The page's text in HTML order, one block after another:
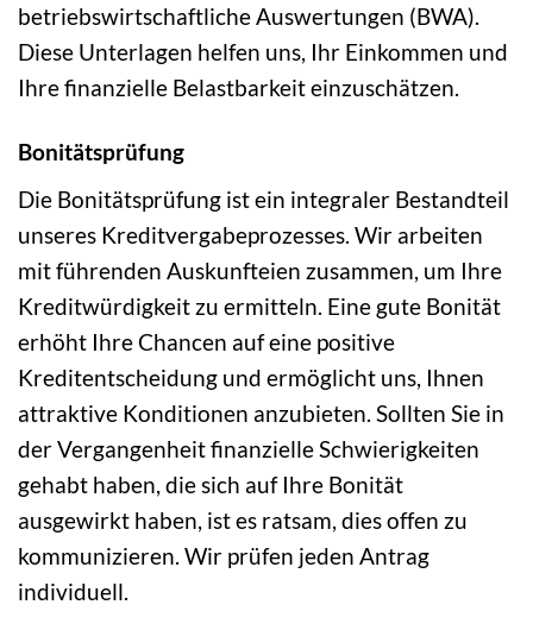
betriebswirtschaftliche Auswertungen (BWA).
Diese Unterlagen helfen uns, Ihr Einkommen und
Ihre finanzielle Belastbarkeit einzuschätzen.
Bonitätsprüfung
Die Bonitätsprüfung ist ein integraler Bestandteil
unseres Kreditvergabeprozesses. Wir arbeiten
mit führenden Auskunfteien zusammen, um Ihre
Kreditwürdigkeit zu ermitteln. Eine gute Bonität
erhöht Ihre Chancen auf eine positive
Kreditentscheidung und ermöglicht uns, Ihnen
attraktive Konditionen anzubieten. Sollten Sie in
der Vergangenheit finanzielle Schwierigkeiten
gehabt haben, die sich auf Ihre Bonität
ausgewirkt haben, ist es ratsam, dies offen zu
kommunizieren. Wir prüfen jeden Antrag
individuell.